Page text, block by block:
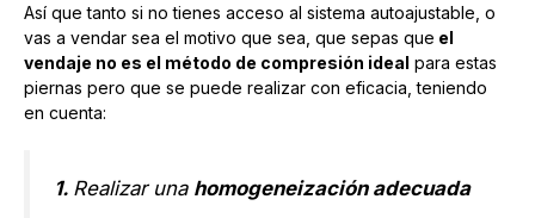
Así que tanto si no tienes acceso al sistema autoajustable, o
vas a vendar sea el motivo que sea, que sepas que el
vendaje no es el método de compresión ideal para estas
piernas pero que se puede realizar con eficacia, teniendo
en cuenta:
1. Realizar una homogeneización adecuada